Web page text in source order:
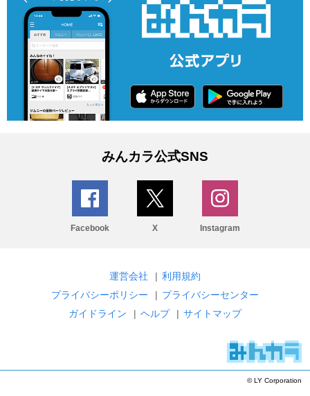
みんカラ公式SNS
Facebook X Instagram
運営会社 | 利用規約
プライバシーポリシー
| プライバシーセンター
ガイドライン
| ヘルプ | サイトマップ
© LY Corporation